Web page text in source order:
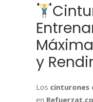
y
Los cinturones
en